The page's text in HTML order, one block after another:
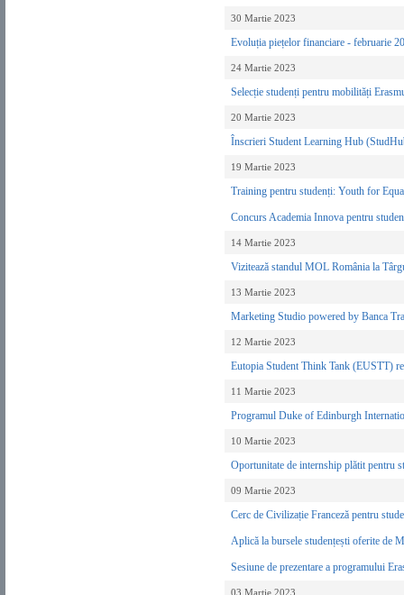
30 Martie 2023
Evoluția piețelor financiare - februarie
24 Martie 2023
Selecție studenți pentru mobilități
20 Martie 2023
Înscrieri Student Learning Hub
19 Martie 2023
Training pentru studenți: Youth for
Concurs Academia Innova pentru
14 Martie 2023
Vizitează standul MOL România la
13 Martie 2023
Marketing Studio powered by Banca
12 Martie 2023
Eutopia Student Think Tank (EUSTT)
11 Martie 2023
Programul Duke of Edinburgh
10 Martie 2023
Oportunitate de internship plătit pentru
09 Martie 2023
Cerc de Civilizație Franceză pentru
Aplică la bursele studențești oferite de
Sesiune de prezentare a programului
03 Martie 2023